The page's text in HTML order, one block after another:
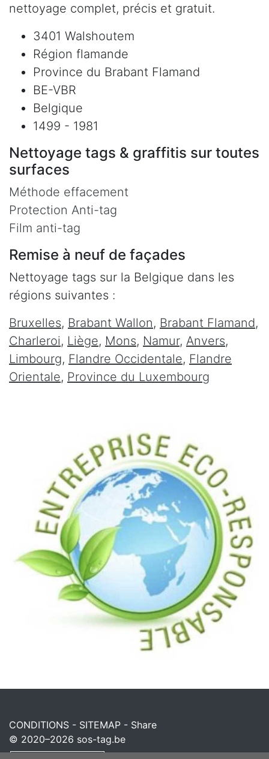
nettoyage complet, précis et gratuit.
3401 Walshoutem
Région flamande
Province du Brabant Flamand
BE-VBR
Belgique
1499 - 1981
Nettoyage tags & graffitis sur toutes
surfaces
Méthode effacement
Protection Anti-tag
Film anti-tag
Remise à neuf de façades
Nettoyage tags sur la Belgique dans les
régions suivantes :
Bruxelles, Brabant Wallon, Brabant Flamand,
Charleroi, Liège, Mons, Namur, Anvers,
Limbourg, Flandre Occidentale, Flandre
Orientale, Province du Luxembourg
CONDITIONS - SITEMAP - Share
© 2020–2026 sos-tag.be